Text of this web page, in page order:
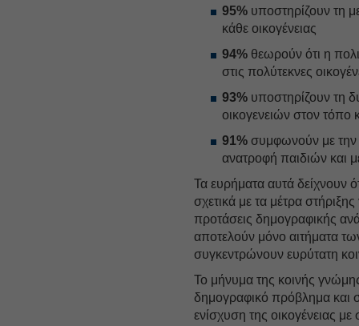
95% υποστηρίζουν τη
κάθε οικογένειας
94% θεωρούν ότι η
στις πολύτεκνες
93% υποστηρίζουν τη
οικογενειών στον τόπο
91% συμφωνούν με
ανατροφή παιδιών και
Τα ευρήματα αυτά δείχνουν
σχετικά με τα μέτρα
προτάσεις δημογραφικής
αποτελούν μόνο αιτήματα
συγκεντρώνουν ευρύτατη
Το μήνυμα της κοινής
δημογραφικό πρόβλημα και
ενίσχυση της οικογένειας